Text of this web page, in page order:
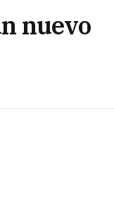
nuevo